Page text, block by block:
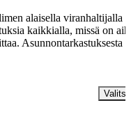
alaisella viranhaltijalla
kaikkialla, missä on
Asunnontarkastuksesta